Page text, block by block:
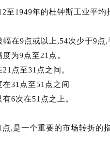
1949年的杜钟斯工业平均
在9点或以上,54次少于9
为9点至21点。
点至31点之间。
31点至51点之间
6次在51点之上。
,是一个重要的市场转折的